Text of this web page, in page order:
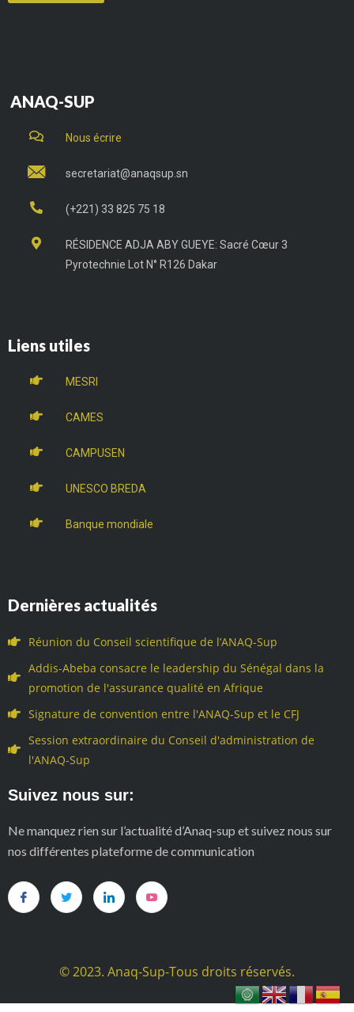
ANAQ-SUP
Nous écrire
secretariat@anaqsup.sn
(+221) 33 825 75 18
RÉSIDENCE ADJA ABY GUEYE: Sacré Cœur 3
Pyrotechnie Lot N° R126 Dakar
Liens utiles
MESRI
CAMES
CAMPUSEN
UNESCO BREDA
Banque mondiale
Dernières actualités
Réunion du Conseil scientifique de l’ANAQ-Sup
Addis-Abeba consacre le leadership du Sénégal dans la
promotion de l'assurance qualité en Afrique
Signature de convention entre l'ANAQ-Sup et le CFJ
Session extraordinaire du Conseil d'administration de
l'ANAQ-Sup
Suivez nous sur:
Ne manquez rien sur l’actualité d’Anaq-sup et suivez nous sur
nos différentes plateforme de communication
© 2023. Anaq-Sup-Tous droits réservés.